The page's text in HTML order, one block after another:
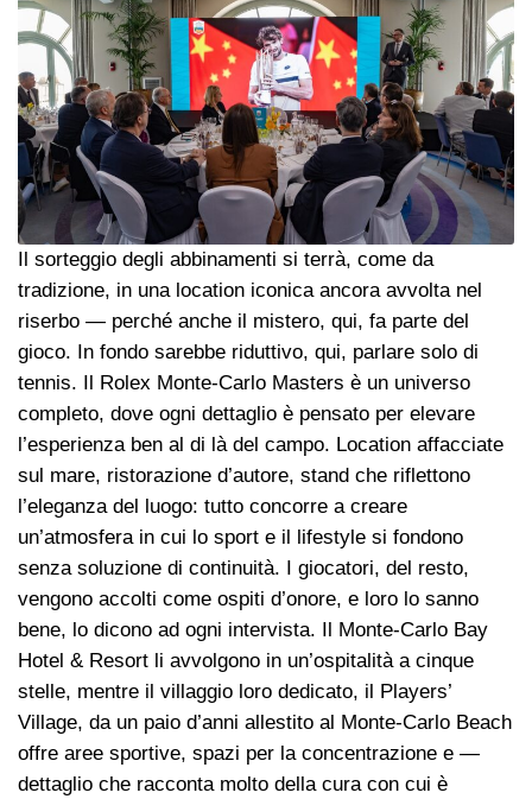
Il sorteggio degli abbinamenti si terrà, come da
tradizione, in una location iconica ancora avvolta nel
riserbo — perché anche il mistero, qui, fa parte del
gioco. In fondo sarebbe riduttivo, qui, parlare solo di
tennis. Il Rolex Monte-Carlo Masters è un universo
completo, dove ogni dettaglio è pensato per elevare
l’esperienza ben al di là del campo. Location affacciate
sul mare, ristorazione d’autore, stand che riflettono
l’eleganza del luogo: tutto concorre a creare
un’atmosfera in cui lo sport e il lifestyle si fondono
senza soluzione di continuità. I giocatori, del resto,
vengono accolti come ospiti d’onore, e loro lo sanno
bene, lo dicono ad ogni intervista. Il Monte-Carlo Bay
Hotel & Resort li avvolgono in un’ospitalità a cinque
stelle, mentre il villaggio loro dedicato, il Players’
Village, da un paio d’anni allestito al Monte-Carlo Beach
offre aree sportive, spazi per la concentrazione e —
dettaglio che racconta molto della cura con cui è